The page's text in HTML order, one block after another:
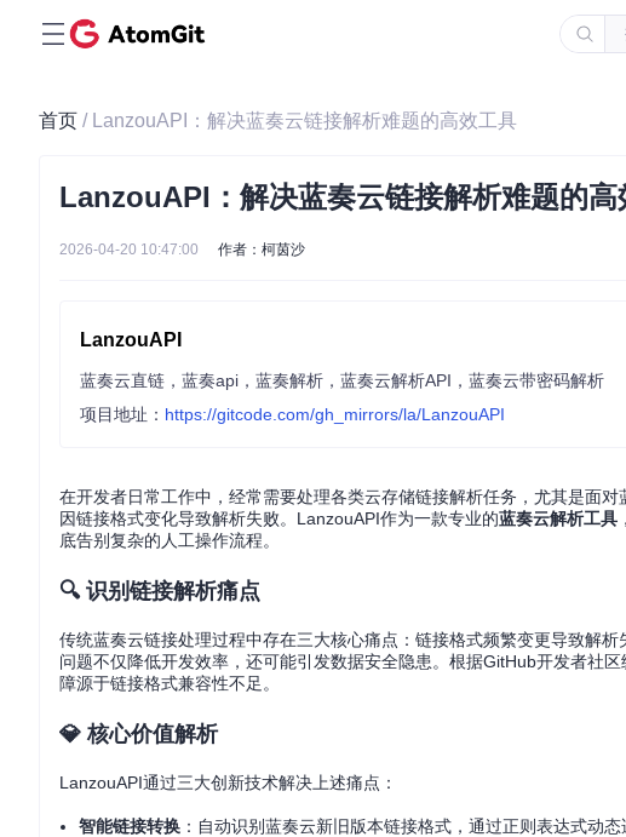
首页 / LanzouAPI：解决蓝奏云链接解析难题的高效工具
LanzouAPI：解决蓝奏云链接解析难题的高
2026-04-20 10:47:00 作者：柯茵沙
LanzouAPI
蓝奏云直链，蓝奏api，蓝奏解析，蓝奏云解析API，蓝奏云带密码解析
项目地址： https://gitcode.com/gh_mirrors/la/LanzouAPI
在开发者日常工作中，经常需要处理各类云存储链接解析任务，尤其是面
因链接格式变化导致解析失败。LanzouAPI作为一款专业的蓝奏云解析工具
底告别复杂的人工操作流程。
🔍 识别链接解析痛点
传统蓝奏云链接处理过程中存在三大核心痛点：链接格式频繁变更导致解
问题不仅降低开发效率，还可能引发数据安全隐患。根据GitHub开发者社
障源于链接格式兼容性不足。
💎 核心价值解析
LanzouAPI通过三大创新技术解决上述痛点：
智能链接转换 ：自动识别蓝奏云新旧版本链接格式，通过正则表达式动